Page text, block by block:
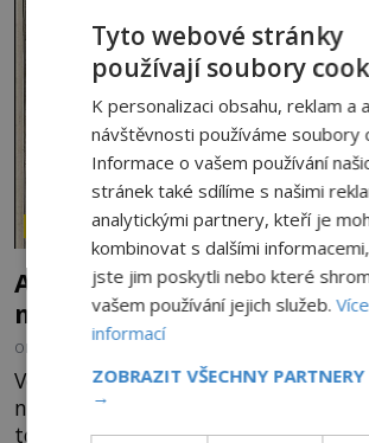
ZÁHADY HISTORIE
Ayia Napa: Kyperské vodní
mírumilovnou povahou
OD
Vodní monstra jsou poměrně
nejrůznějších jezer, řek či ostrovů.
to přikládají hlavně snaze dané
Tyto webové stránky
používají soubory
K personalizaci obsahu, reklam a
návštěvnosti používáme soubory
Informace o vašem používání
stránek také sdílíme s našimi
analytickými partnery, kteří je
kombinovat s dalšími
jste jim poskytli nebo které
vašem používání jejich služeb.Více
informací
ZOBRAZIT VŠECHNY PARTNERY
→